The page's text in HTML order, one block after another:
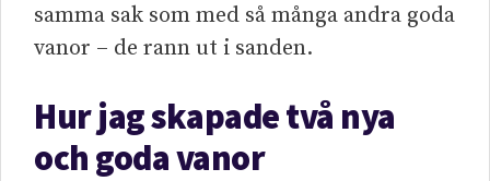
samma sak som med så många andra goda
vanor – de rann ut i sanden.
Hur jag skapade två nya
och goda vanor